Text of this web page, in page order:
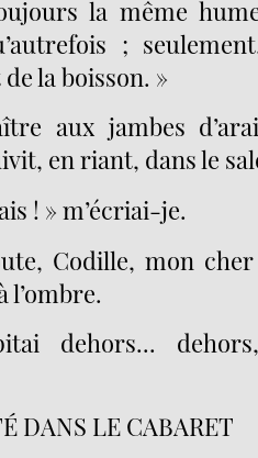
la même
;
la boisson. »
aux jambes
en riant, dans le
! » m’écriai-je.
Codille, mon
l’ombre.
dehors...
DANS LE CABARET